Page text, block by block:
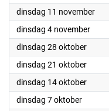
dinsdag 11 november2025
dinsdag 4 november2025
dinsdag 28 oktober2025
dinsdag 21 oktober2025
dinsdag 14 oktober2025
dinsdag 7 oktober2025